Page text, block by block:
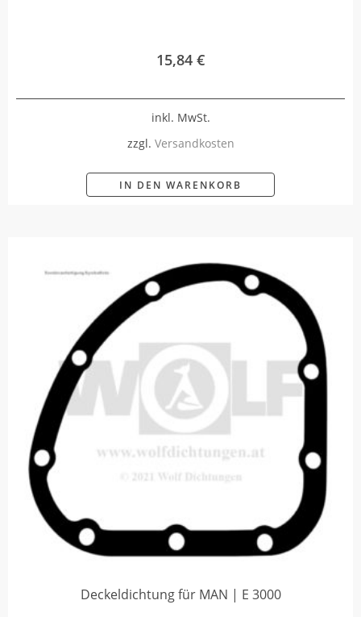
15,84 €
inkl. MwSt.
zzgl. Versandkosten
IN DEN WARENKORB
Deckeldichtung für MAN | E 3000